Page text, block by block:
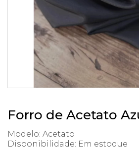
Forro de Acetato
Modelo: Acetato
Disponibilidade: Em estoque